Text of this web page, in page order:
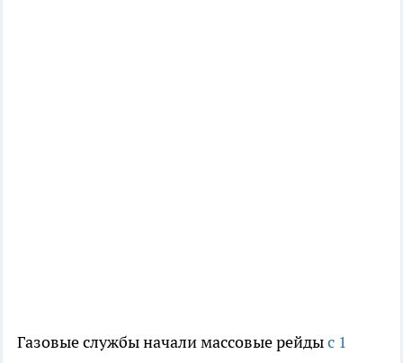
Газовые службы начали массовые рейдыс 1